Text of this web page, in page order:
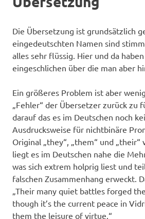
Die Übersetzung ist grundsätzlich
eingedeutschten Namen sind
alles sehr flüssig. Hier und da
eingeschlichen über die man aber
Ein größeres Problem ist aber
„Fehler“ der Übersetzer zurück zu
darauf das es im Deutschen noch
Ausdrucksweise für nichtbinäre
Original „they“, „them“ und
liegt es im Deutschen nahe die
was sich extrem holprig liest und
falschen Zusammenhang erweckt.
„Their many quiet battles forged
though it’s the current peace in
them the leisure of virtue.“